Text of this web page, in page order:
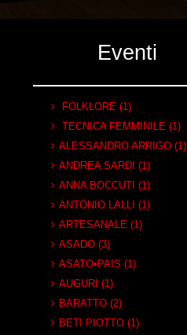
Eventi
FOLKLORE (1)
TECNICA FEMMINILE (1)
ALESSANDRO ARRIGO (1)
ANDREA SARDI (1)
ANNA BOCCUTI (1)
ANTONIO LALLI (1)
ARTESANALE (1)
ASADO (3)
ASATO•PAIS (1)
AUGURI (1)
BARATTO (2)
BETI PIOTTO (1)